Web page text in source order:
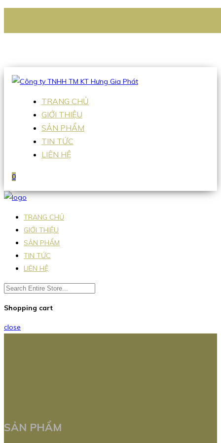
Hotline:0938 336 079
TRANG CHỦ
GIỚI THIỆU
SẢN PHẨM
TIN TỨC
LIÊN HỆ
0
TRANG CHỦ
GIỚI THIỆU
SẢN PHẨM
TIN TỨC
LIÊN HỆ
Shopping cart
close
SẢN PHẨM